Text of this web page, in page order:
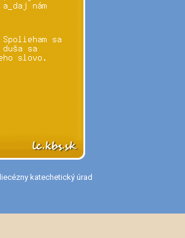
katechetický úrad